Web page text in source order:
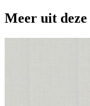
Meer uit deze